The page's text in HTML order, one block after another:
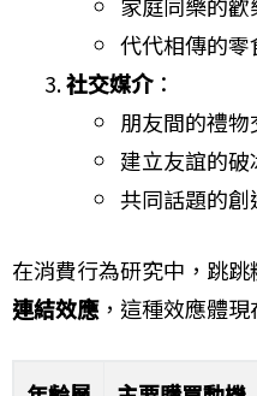
代代相傳的零
社交媒介：
朋友間的禮物
建立友誼的破
共同話題的創
在消費行為研究中，跳
連結效應，這種效應體現